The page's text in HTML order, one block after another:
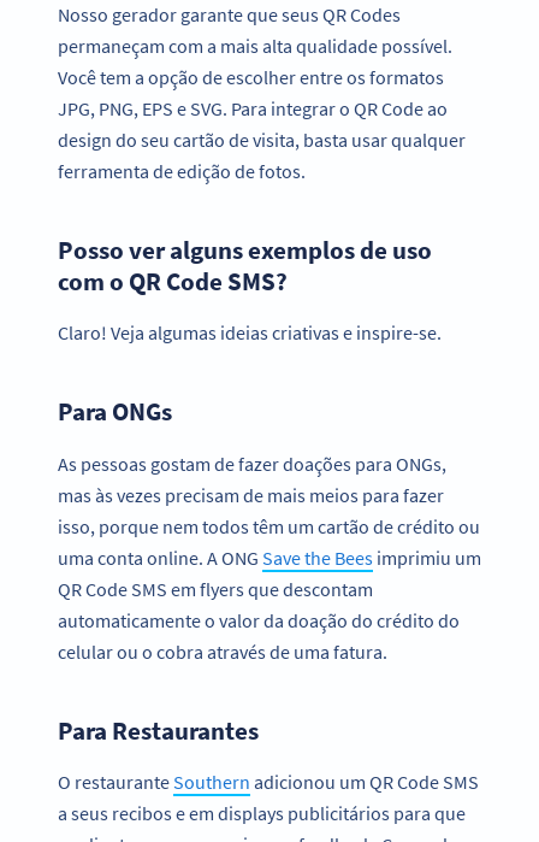
Nosso gerador garante que seus QR Codes
permaneçam com a mais alta qualidade possível.
Você tem a opção de escolher entre os formatos
JPG, PNG, EPS e SVG. Para integrar o QR Code ao
design do seu cartão de visita, basta usar qualquer
ferramenta de edição de fotos.
Posso ver alguns exemplos de uso
com o QR Code SMS?
Claro! Veja algumas ideias criativas e inspire-se.
Para ONGs
As pessoas gostam de fazer doações para ONGs,
mas às vezes precisam de mais meios para fazer
isso, porque nem todos têm um cartão de crédito ou
uma conta online. A ONG Save the Bees imprimiu um
QR Code SMS em flyers que descontam
automaticamente o valor da doação do crédito do
celular ou o cobra através de uma fatura.
Para Restaurantes
O restauranteSouthern adicionou um QR Code SMS
a seus recibos e em displays publicitários para que